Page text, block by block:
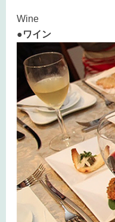
Wine
●ワイン